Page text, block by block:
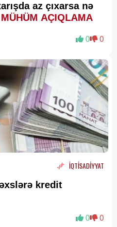
az çıxarsa nə
AÇIQLAMA
0 0
İQTİSADİYYAT
kredit
0 0